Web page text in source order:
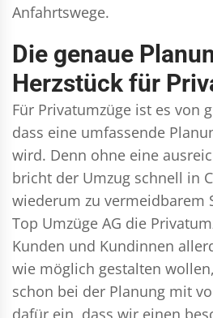
Anfahrtswege.
Die genaue
Herzstück für
Für Privatumzüge ist es von
dass eine umfassende
wird. Denn ohne eine
bricht der Umzug schnell in
wiederum zu vermeidbarem
Top Umzüge AG die
Kunden und Kundinnen
wie möglich gestalten
schon bei der Planung mit
dafür ein, dass wir einen